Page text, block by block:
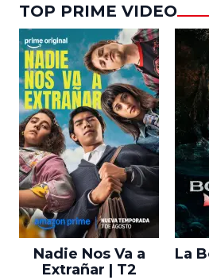
TOP PRIME VIDEO
Nadie Nos Va a
Extrañar | T2
La